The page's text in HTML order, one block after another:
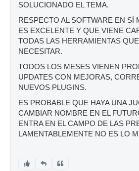
SOLUCIONADO EL TEMA.
RESPECTO AL SOFTWARE EN SÍ
ES EXCELENTE Y QUE VIENE
TODAS LAS HERRAMIENTAS
NECESITAR.
TODOS LOS MESES VIENEN
UPDATES CON MEJORAS,
NUEVOS PLUGINS.
ES PROBABLE QUE HAYA UNA
CAMBIAR NOMBRE EN EL
ENTRA EN EL CAMPO DE LAS
LAMENTABLEMENTE NO ES LO